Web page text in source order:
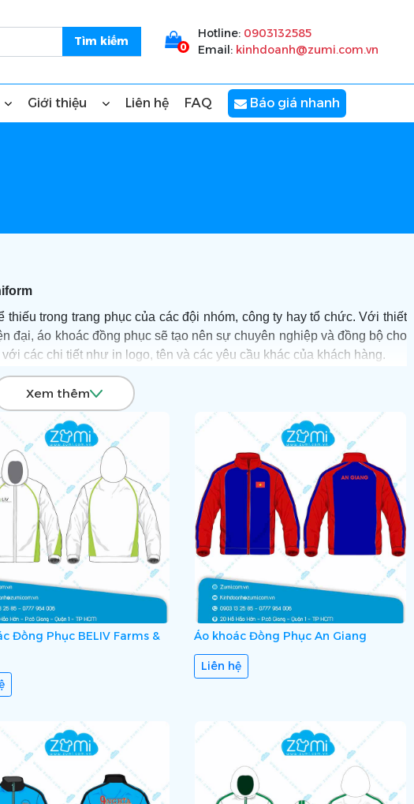
0
Hotline: 0903132585
Email: kinhdoanh@zumi.com.vn
Giới thiệu Liên hệ FAQ Báo giá nhanh
thiếu trong trang phục của các đội nhóm, công ty hay tổ chức. Với thiết
đại, áo khoác đồng phục sẽ tạo nên sự chuyên nghiệp và đồng bộ cho
các chi tiết như in logo, tên và các yêu cầu khác của khách hàng.
phục với giá ưu đãi nhất hãy Liên hệ Hotline:
giúp quý doanh nghiệp “Nâng Giá Trị Thương Hiệu” và gửi thông điệp
Xem thêm
Đồng Phục BELIV Farms &
Áo khoác Đồng Phục An Giang
Liên hệ